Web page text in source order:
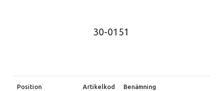
30-0151
Position Artikelkod Benämning